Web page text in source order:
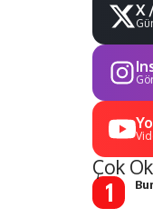
X
Çok